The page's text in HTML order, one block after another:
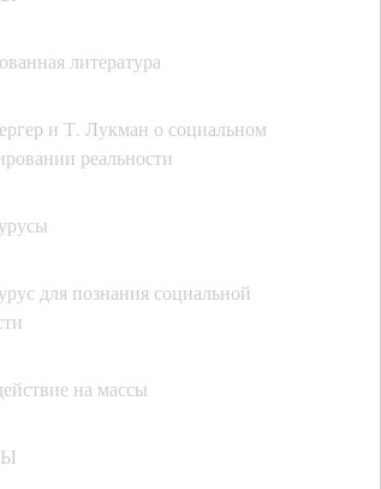
литература
и Т. Лукман о социальном
реальности
для познания социальной
на массы